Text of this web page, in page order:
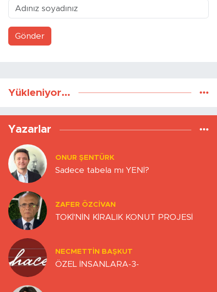
Gönder
Yükleniyor...
Yazarlar
ONUR ŞENTÜRK
Sadece tabela mı YENİ?
ZAFER ÖZCIVAN
TOKİ'NİN KİRALIK KONUT PROJESİ
NECMETTIN BAŞKUT
ÖZEL İNSANLARA-3-